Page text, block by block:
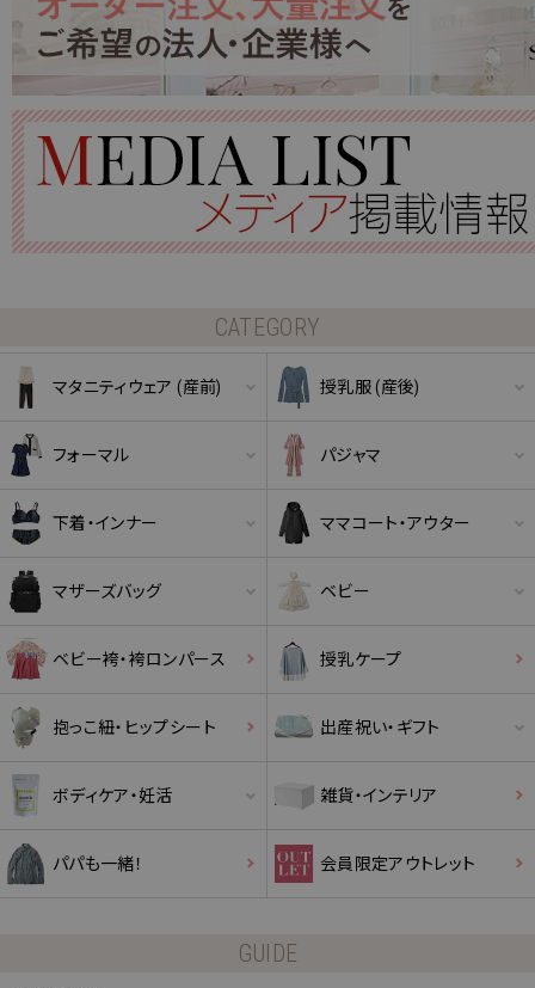
CATEGORY
マタニティウェア (産前) 授乳服 (産後)
フォーマル パジャマ
下着・インナー ママコート・アウター
マザーズバッグ ベビー
ベビー袴・袴ロンパース 授乳ケープ
抱っこ紐・ヒップシート 出産祝い・ギフト
ボディケア・妊活 雑貨・インテリア
パパも一緒！ 会員限定アウトレット
GUIDE